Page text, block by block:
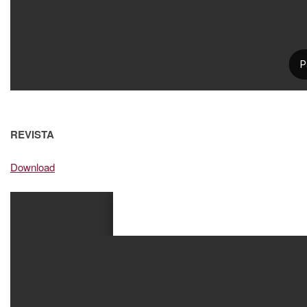
REVISTA
Download